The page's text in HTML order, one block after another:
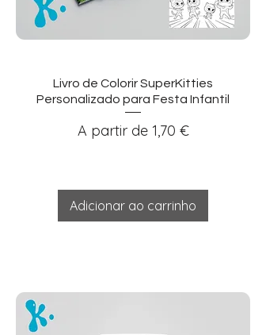
Visualização rápida
Livro de Colorir SuperKitties
Personalizado para Festa Infantil
A partir de 1,70 €
Preço promocional
Adicionar ao carrinho